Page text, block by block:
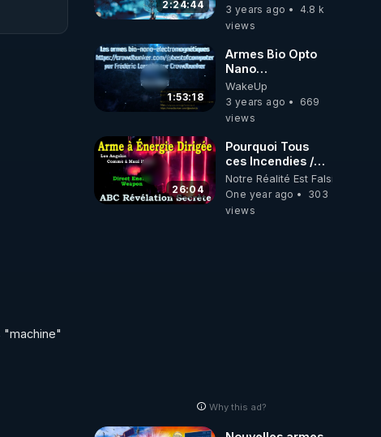
"machine"
2:24:44
nano-
électromagnétiques
connexes
3 years ago
4.8 k
views
1:53:18
Armes Bio Opto
Nano
électromagnétiques
- Frédéric
Laroche VIDEO
officiels DESCR.
WakeUp
3 years ago
669
views
26:04
Pourquoi Tous
ces Incendies /
Smart City /
Armes à énergie
dirigée !!
Notre Réalité Est Falsifiée Et
One year ago
303
views
Why this ad?